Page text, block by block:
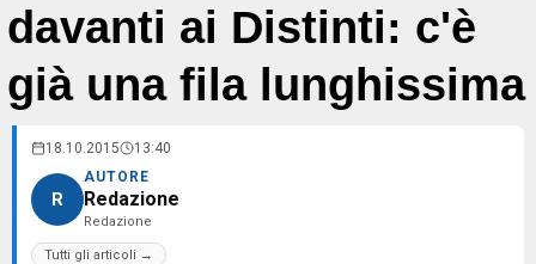
davanti ai Distinti: c'è
già una fila lunghissima
18.10.2015 13:40
R
AUTORE
Redazione
Redazione
Tutti gli articoli →